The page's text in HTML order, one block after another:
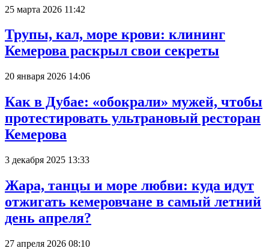
25 марта 2026 11:42
Трупы, кал, море крови: клининг
Кемерова раскрыл свои секреты
20 января 2026 14:06
Как в Дубае: «обокрали» мужей, чтобы
протестировать ультрановый ресторан
Кемерова
3 декабря 2025 13:33
Жара, танцы и море любви: куда идут
отжигать кемеровчане в самый летний
день апреля?
27 апреля 2026 08:10